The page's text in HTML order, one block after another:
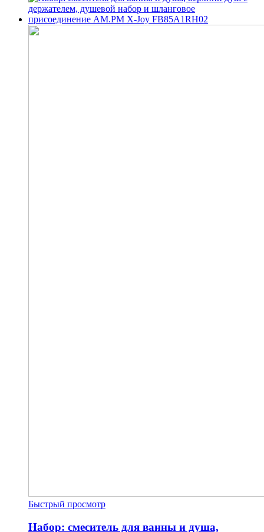
Быстрый просмотр
Набор: смеситель для ванны и душа,